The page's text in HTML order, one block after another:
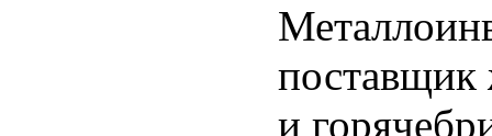
поставщик
и